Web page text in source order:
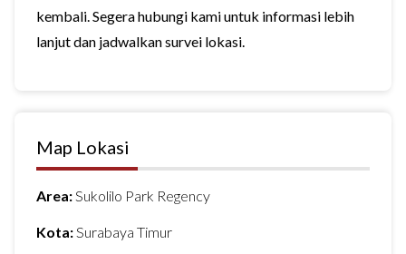
kembali. Segera hubungi kami untuk informasi lebih
lanjut dan jadwalkan survei lokasi.
Map Lokasi
Area:Sukolilo Park Regency
Kota:Surabaya Timur